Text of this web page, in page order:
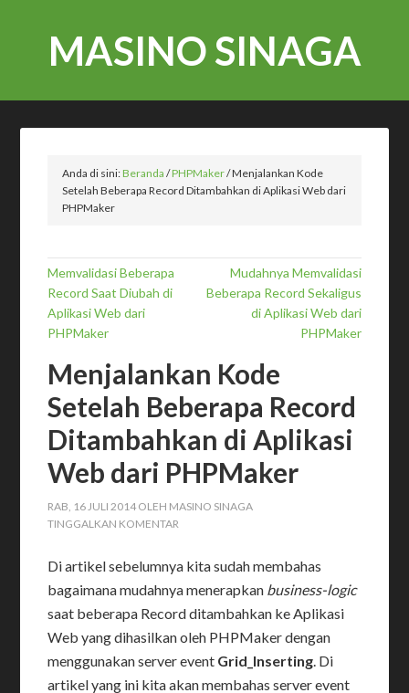
MASINO SINAGA
Anda di sini:Beranda /PHPMaker/Menjalankan Kode
Setelah Beberapa Record Ditambahkan di Aplikasi Web dari
PHPMaker
Memvalidasi Beberapa
Record Saat Diubah di
Aplikasi Web dari
PHPMaker
Mudahnya Memvalidasi
Beberapa Record Sekaligus
di Aplikasi Web dari
PHPMaker
Menjalankan Kode
Setelah Beberapa Record
Ditambahkan di Aplikasi
Web dari PHPMaker
RAB, 16 JULI 2014 OLEH MASINO SINAGA
TINGGALKAN KOMENTAR
Di artikel sebelumnya kita sudah membahas
bagaimana mudahnya menerapkan business-logic
saat beberapa Record ditambahkan ke Aplikasi
Web yang dihasilkan oleh PHPMaker dengan
menggunakan server event Grid_Inserting. Di
artikel yang ini kita akan membahas server event